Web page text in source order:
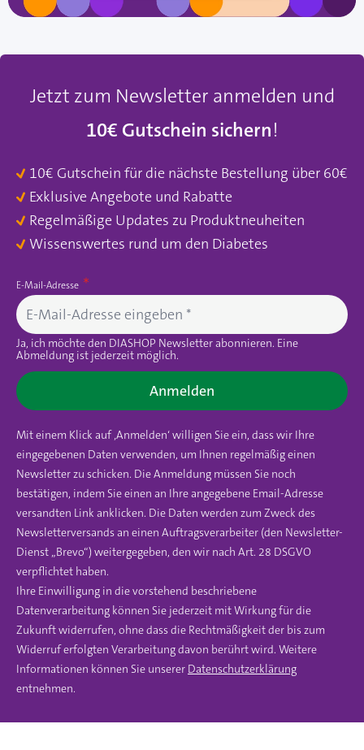
Jetzt zum Newsletter anmelden und
10€ Gutschein sichern!
10€ Gutschein für die nächste Bestellung über 60€
Exklusive Angebote und Rabatte
Regelmäßige Updates zu Produktneuheiten
Wissenswertes rund um den Diabetes
E-Mail-Adresse
Ja, ich möchte den DIASHOP Newsletter abonnieren. Eine
Abmeldung ist jederzeit möglich.
Anmelden
Mit einem Klick auf ‚Anmelden‘ willigen Sie ein, dass wir Ihre
eingegebenen Daten verwenden, um Ihnen regelmäßig einen
Newsletter zu schicken. Die Anmeldung müssen Sie noch
bestätigen, indem Sie einen an Ihre angegebene Email-Adresse
versandten Link anklicken. Die Daten werden zum Zweck des
Newsletterversands an einen Auftragsverarbeiter (den Newsletter-
Dienst „Brevo“) weitergegeben, den wir nach Art. 28 DSGVO
verpflichtet haben.
Ihre Einwilligung in die vorstehend beschriebene
Datenverarbeitung können Sie jederzeit mit Wirkung für die
Zukunft widerrufen, ohne dass die Rechtmäßigkeit der bis zum
Widerruf erfolgten Verarbeitung davon berührt wird. Weitere
Informationen können Sie unserer Datenschutzerklärung
entnehmen.